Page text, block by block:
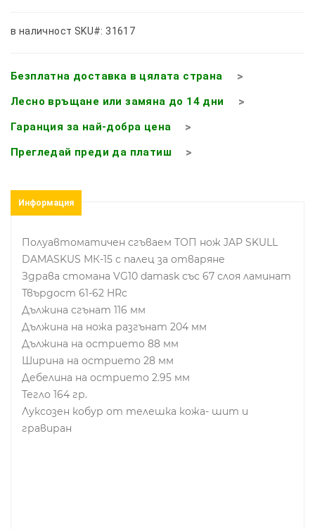
в наличност SKU#: 31617
Безплатна доставка в цялата страна
Лесно връщане или замяна до 14 дни
Гаранция за най-добра цена
Прегледай преди да платиш
Информация
Полуавтоматичен сгъваем ТОП нож JAP SKULL
DAMASKUS МК-15 с палец за отваряне
Здрава стомана VG10 damask със 67 слоя ламинат
Твърдост 61-62 HRc
Дължина сгънат 116 мм
Дължина на ножа разгънат 204 мм
Дължина на острието 88 мм
Ширина на острието 28 мм
Дебелина на острието 2.95 мм
Тегло 164 гр.
Луксозен кобур от телешка кожа- шит и
гравиран